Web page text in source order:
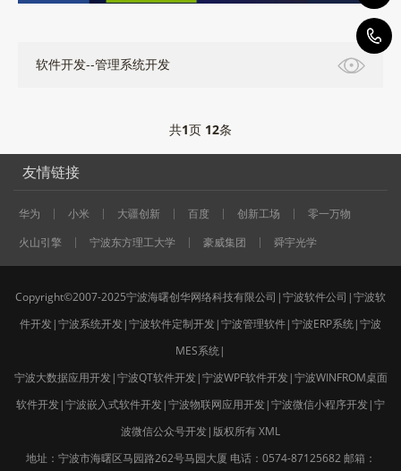
软件开发--管理系统开发
共1页 12条
友情链接
华为 小米 大疆创新 百度 创新工场
零一万物
火山引擎
宁波东方理工大学 豪威集团 舜宇光学
Copyright©2007-2025宁波海曙创华网络科技有限公司|宁波软件公司|宁波软
件开发|宁波系统开发|宁波软件定制开发|宁波管理软件|宁波ERP系统|宁波
MES系统|
宁波大数据应用开发|宁波QT软件开发|宁波WPF软件开发|宁波WINFROM桌面
软件开发|宁波嵌入式软件开发|宁波物联网应用开发|宁波微信小程序开发|宁
波微信公众号开发|版权所有XML
地址：宁波市海曙区马园路262号马园大厦 电话：0574-87125682 邮箱：